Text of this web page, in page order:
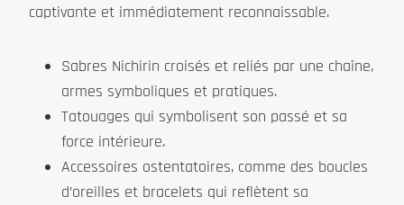
captivante et immédiatement reconnaissable.
Sabres Nichirin croisés et reliés par une chaîne,
armes symboliques et pratiques.
Tatouages qui symbolisent son passé et sa
force intérieure.
Accessoires ostentatoires, comme des boucles
d’oreilles et bracelets qui reflètent sa